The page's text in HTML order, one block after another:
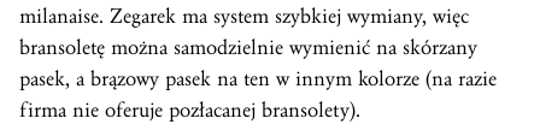
milanaise. Zegarek ma system szybkiej wymiany, więc
bransoletę można samodzielnie wymienić na skórzany
pasek, a brązowy pasek na ten w innym kolorze (na razie
firma nie oferuje pozłacanej bransolety).